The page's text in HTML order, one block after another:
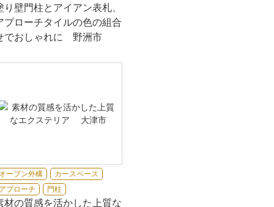
り壁門柱とアイアン表札、
プローチタイルの色の組合
でおしゃれに 野洲市
オープン外構
カースペース
アプローチ
門柱
材の質感を活かした上質な